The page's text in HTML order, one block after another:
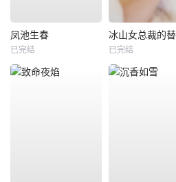
凤池生春
已完结 已完结